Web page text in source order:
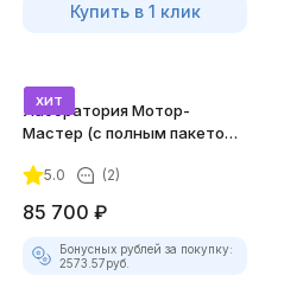
Купить в 1 клик
хит
Лаборатория Мотор-
Мастер (с полным пакетом
5.0 (2)
85 700 ₽
Бонусных рублей за покупку:
2573.57руб.